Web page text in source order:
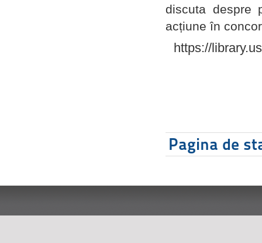
discuta despre
acțiune în
https://
Pagina de